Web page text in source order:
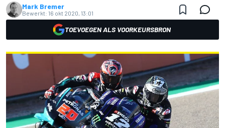
Mark Bremer
Bewerkt: 16 okt 2020, 13:01
TOEVOEGEN ALS VOORKEURSBRON